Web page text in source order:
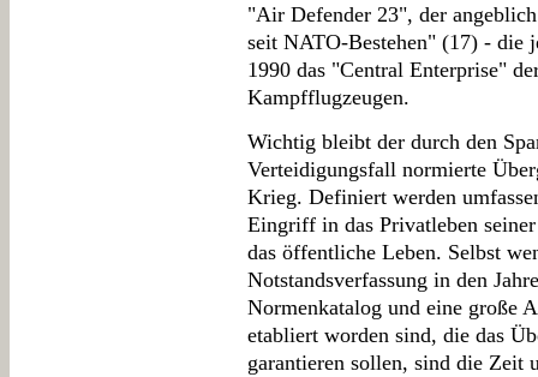
"Air Defender 23", der
seit NATO-Bestehen" (17) - die
1990 das "Central Enterprise"
Kampfflugzeugen.
Wichtig bleibt der durch den
Verteidigungsfall normierte
Krieg. Definiert werden
Eingriff in das Privatleben
das öffentliche Leben. Selbst
Notstandsverfassung in den
Normenkatalog und eine große
etabliert worden sind, die das
garantieren sollen, sind die Zeit